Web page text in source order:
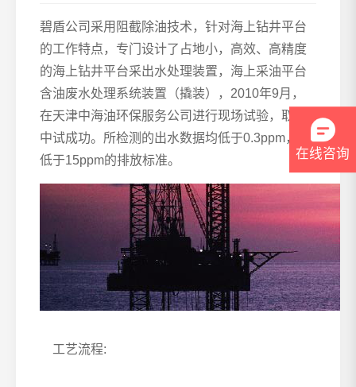
碧盾公司采用阻截除油技术，针对海上钻井平台
的工作特点，专门设计了占地小，高效、高精度
的海上钻井平台采出水处理装置，海上采油平台
含油废水处理系统装置（撬装），2010年9月，
在天津中海油环保服务公司进行现场试验，取得
中试成功。所检测的出水数据均低于0.3ppm，远
低于15ppm的排放标准。
工艺流程:
在线咨询